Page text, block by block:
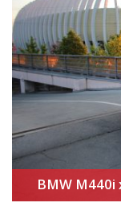
BMW M440i